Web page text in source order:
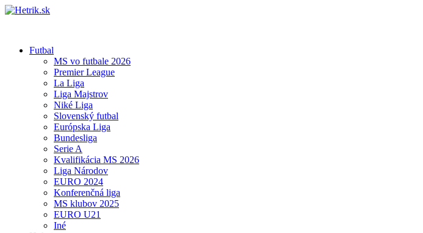
Futbal
MS vo futbale 2026
Premier League
La Liga
Liga Majstrov
Niké Liga
Slovenský futbal
Európska Liga
Bundesliga
Serie A
Kvalifikácia MS 2026
Liga Národov
EURO 2024
Konferenčná liga
MS klubov 2025
EURO U21
Iné